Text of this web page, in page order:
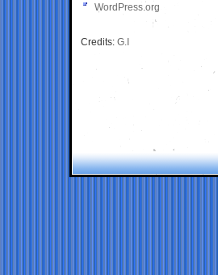
WordPress.org
Credits: G.I